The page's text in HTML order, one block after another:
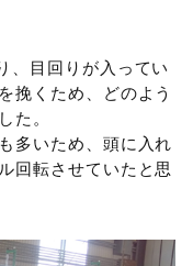
、目回りが入ってい
挽くため、どのよう
た。
多いため、頭に入れ
回転させていたと思